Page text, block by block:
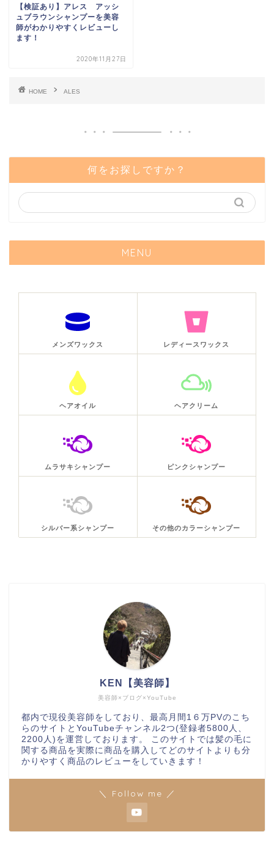
【検証あり】アレス アッシ
ュブラウンシャンプーを美容
師がわかりやすくレビューし
ます！
2020年11月27日
HOME ALES
何をお探しですか？
MENU
メンズワックス レディースワックス
ヘアオイル ヘアクリーム
ムラサキシャンプー ピンクシャンプー
シルバー系シャンプー その他のカラーシャンプー
美容師×ブログ×YouTube
KEN【美容師】
都内で現役美容師をしており、最高月間1６万PVのこち
らのサイトとYouTubeチャンネル2つ(登録者5800人、
2200人)を運営しております。 このサイトでは髪の毛に
関する商品を実際に商品を購入してどのサイトよりも分
かりやすく商品のレビューをしていきます！
＼ Follow me ／